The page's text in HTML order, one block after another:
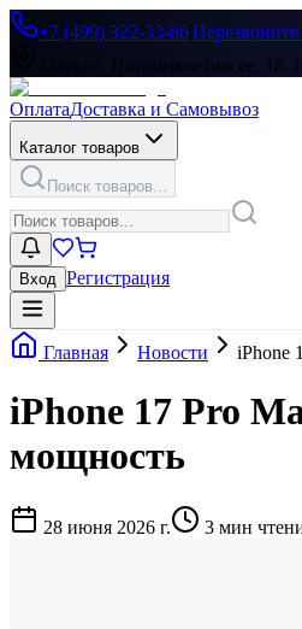
+7 (499) 322-33-86|
Москва, Пятницкое шоссе, 18,
ОплатаДоставка и Самовывоз
Каталог товаров
Поиск товаров...
Вход Регистрация
Главная Новости iPhone
iPhone 17 Pro
мощность
28 июня 2026 г. 3 мин